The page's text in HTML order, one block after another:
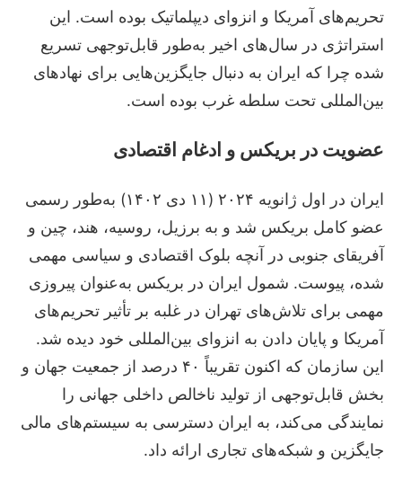
تحریم‌های آمریکا و انزوای دیپلماتیک بوده است. این
استراتژی در سال‌های اخیر به‌طور قابل‌توجهی تسریع
شده چرا که ایران به دنبال جایگزین‌هایی برای نهادهای
بین‌المللی تحت سلطه غرب بوده است.
عضویت در بریکس و ادغام اقتصادی
ایران در اول ژانویه ۲۰۲۴ (۱۱ دی ۱۴۰۲) به‌طور رسمی
عضو کامل بریکس شد و به برزیل، روسیه، هند، چین و
آفریقای جنوبی در آنچه بلوک اقتصادی و سیاسی مهمی
شده، پیوست. شمول ایران در بریکس به‌عنوان پیروزی
مهمی برای تلاش‌های تهران در غلبه بر تأثیر تحریم‌های
آمریکا و پایان دادن به انزوای بین‌المللی خود دیده شد.
این سازمان که اکنون تقریباً ۴۰ درصد از جمعیت جهان و
بخش قابل‌توجهی از تولید ناخالص داخلی جهانی را
نمایندگی می‌کند، به ایران دسترسی به سیستم‌های مالی
جایگزین و شبکه‌های تجاری ارائه داد.